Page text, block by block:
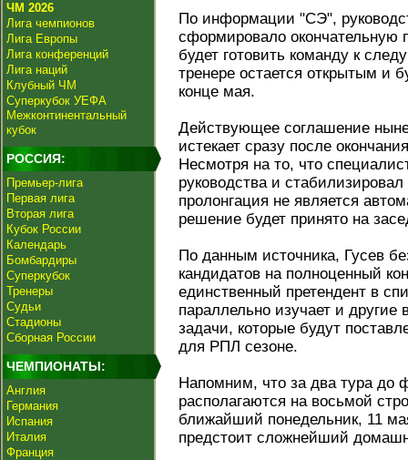
ЧМ 2026
Лига чемпионов
Лига Европы
Лига конференций
Лига наций
Клубный ЧМ
Суперкубок УЕФА
Межконтинентальный
кубок
РОССИЯ:
Премьер-лига
Первая лига
Вторая лига
Кубок России
Календарь
Бомбардиры
Суперкубок
Тренеры
Судьи
Стадионы
Сборная России
ЧЕМПИОНАТЫ:
Англия
Германия
Испания
Италия
Франция
По информации "СЭ",
сформировало окончательную
будет готовить команду к
тренере остается открытым и
конце мая.
Действующее соглашение
истекает сразу после
Несмотря на то, что
руководства и
пролонгация не является
решение будет принято на
По данным источника, Гусев
кандидатов на полноценный
единственный претендент в
параллельно изучает и другие
задачи, которые будут
для РПЛ сезоне.
Напомним, что за два тура до
располагаются на восьмой
ближайший понедельник, 11
предстоит сложнейший